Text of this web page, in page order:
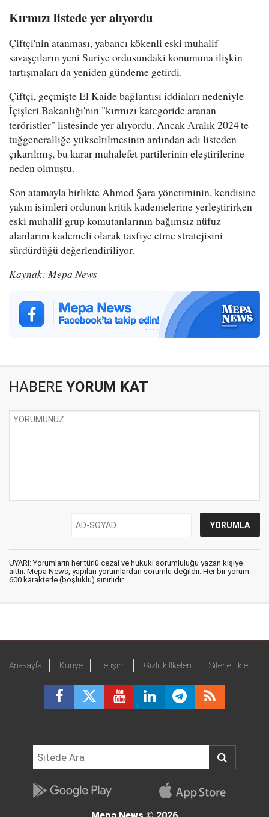
Kırmızı listede yer alıyordu
Çiftçi'nin atanması, yabancı kökenli eski muhalif
savaşçıların yeni Suriye ordusundaki konumuna ilişkin
tartışmaları da yeniden gündeme getirdi.
Çiftçi, geçmişte El Kaide bağlantısı iddiaları nedeniyle
İçişleri Bakanlığı'nın "kırmızı kategoride aranan
teröristler" listesinde yer alıyordu. Ancak Aralık 2024'te
tuğgeneralliğe yükseltilmesinin ardından adı listeden
çıkarılmış, bu karar muhalefet partilerinin eleştirilerine
neden olmuştu.
Son atamayla birlikte Ahmed Şara yönetiminin, kendisine
yakın isimleri ordunun kritik kademelerine yerleştirirken
eski muhalif grup komutanlarının bağımsız nüfuz
alanlarını kademeli olarak tasfiye etme stratejisini
sürdürdüğü değerlendiriliyor.
Kaynak: Mepa News
HABERE YORUM KAT
UYARI: Yorumların her türlü cezai ve hukuki sorumluluğu yazan kişiye
aittir. Mepa News, yapılan yorumlardan sorumlu değildir. Her bir yorum
600 karakterle (boşluklu) sınırlıdır.
Anasayfa Künye İletişim Gizlilik İlkeleri Sitene Ekle